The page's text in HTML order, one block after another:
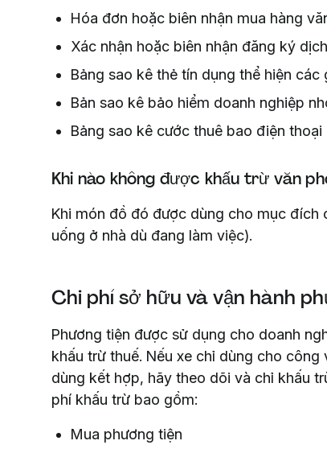
Hóa đơn hoặc biên nhận mua hàng
Xác nhận hoặc biên nhận đăng ký
Bảng sao kê thẻ tín dụng thể hiện
Bản sao kê bảo hiểm doanh nghiệp
Bảng sao kê cước thuê bao điện thoại
Khi nào không được khấu trừ văn
Khi món đồ đó được dùng cho mục đích
uống ở nhà dù đang làm việc).
Chi phí sở hữu và vận hành
Phương tiện được sử dụng cho doanh
khấu trừ thuế. Nếu xe chỉ dùng cho
dùng kết hợp, hãy theo dõi và chỉ khấu
phí khấu trừ bao gồm:
Mua phương tiện